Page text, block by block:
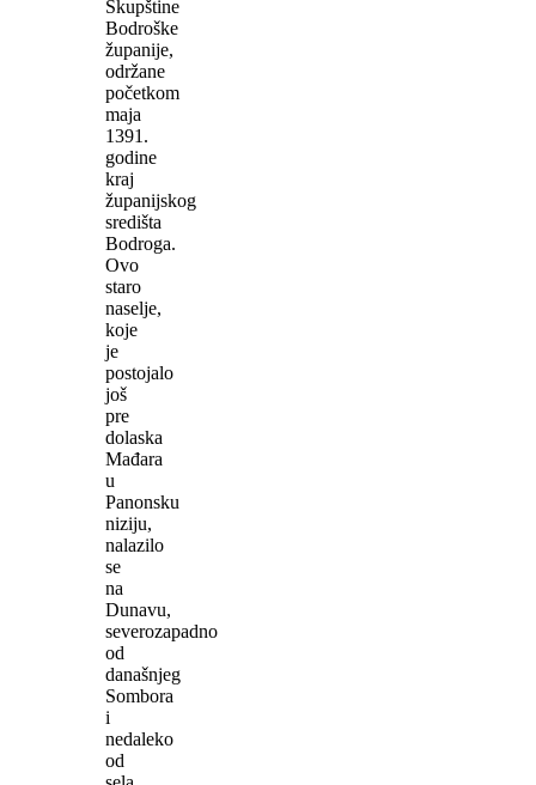
Skupštine
Bodroške
županije,
održane
početkom
maja
1391.
godine
kraj
županijskog
središta
Bodroga.
Ovo
staro
naselje,
koje
je
postojalo
još
pre
dolaska
Mađara
u
Panonsku
niziju,
nalazilo
se
na
Dunavu,
severozapadno
od
današnjeg
Sombora
i
nedaleko
od